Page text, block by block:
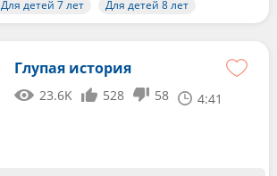
Для детей 7 лет Для детей 8 лет
Глупая история
23.6K 528 58 4:41